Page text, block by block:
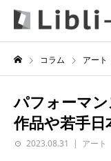
コラム アート
パフォーマ
作品や若手
2023.08.31 アート